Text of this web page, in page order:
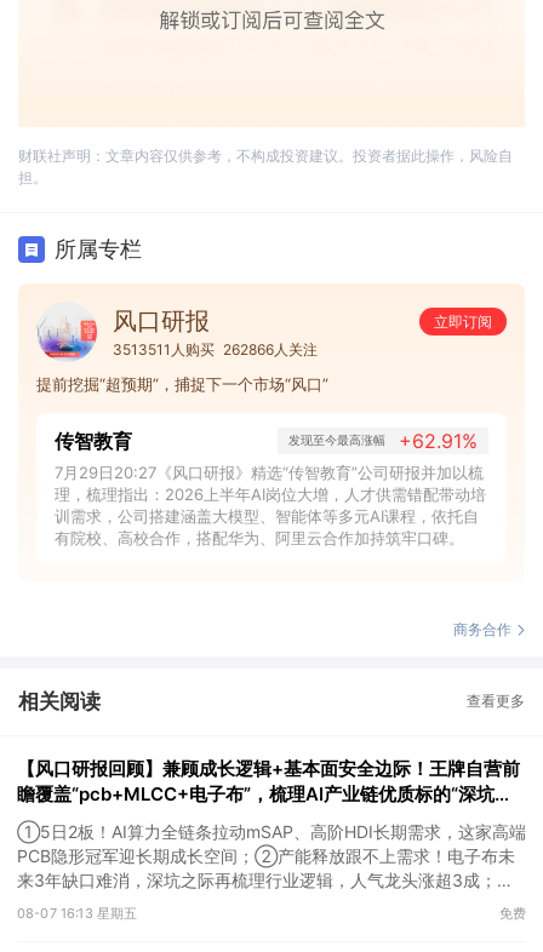
财联社声明：文章内容仅供参考，不构成投资建议。投资者据此操作，风险自
担。
所属专栏
风口研报
立即订阅
3513511人购买 262866人关注
提前挖掘“超预期”，捕捉下一个市场“风口”
传智教育 发现至今最高涨幅 +62.91%
7月29日20:27《风口研报》精选“传智教育”公司研报并加以梳
理，梳理指出：2026上半年AI岗位大增，人才供需错配带动培
训需求，公司搭建涵盖大模型、智能体等多元AI课程，依托自
有院校、高校合作，搭配华为、阿里云合作加持筑牢口碑。
商务合作
相关阅读 查看更多
【风口研报回顾】兼顾成长逻辑+基本面安全边际！王牌自营前
瞻覆盖“pcb+MLCC+电子布”，梳理AI产业链优质标的“深坑起
跳”
①5日2板！AI算力全链条拉动mSAP、高阶HDI长期需求，这家高端
PCB隐形冠军迎长期成长空间；②产能释放跟不上需求！电子布未
来3年缺口难消，深坑之际再梳理行业逻辑，人气龙头涨超3成；
③AI服务器、机器人带动MLCC景气周期持续！这家公司扩产、涨
08-07 16:13 星期五 免费